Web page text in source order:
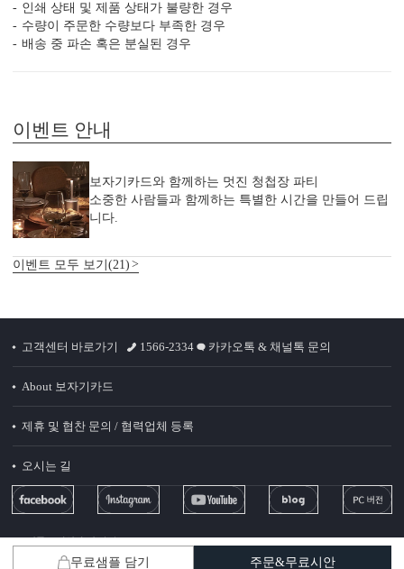
(주문 단계에서 이용하실 수 있는 서비스입니다.)
빠른 제작 서비스
수작업 서비스 수신인 주소 인쇄
청첩장 ‘더’ 할인받는 법
인쇄 상태 및 제품 상태가 불량한 경우
수량이 주문한 수량보다 부족한 경우
배송 중 파손 혹은 분실된 경우
이벤트 안내
보자기카드와 함께하는 멋진 청첩장 파티
소중한 사람들과 함께하는 특별한 시간을 만들어 드립
니다.
이벤트 모두 보기(21)
무료샘플 담기 주문&무료시안
고객센터 바로가기 1566-2334 카카오톡 & 채널톡 문의
About 보자기카드
제휴 및 협찬 문의 / 협력업체 등록
오시는 길
(주)비플스 사업자 정보